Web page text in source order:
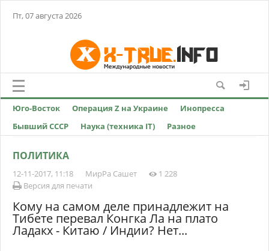
Пт, 07 августа 2026
Юго-Восток Операция Z на Украине
Инопресса
Бывший СССР
Наука (техника IT) Разное
ПОЛИТИКА
12-11-2017, 11:18 МирРа Сашет
1 228
Версия для печати
Кому на самом деле принадлежит на
Тибете перевал Конгка Ла на плато
Ладакх - Китаю / Индии? Нет...